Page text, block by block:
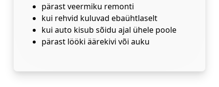
pärast veermiku remonti
kui rehvid kuluvad ebaühtlaselt
kui auto kisub sõidu ajal ühele poole
pärast lööki äärekivi või auku